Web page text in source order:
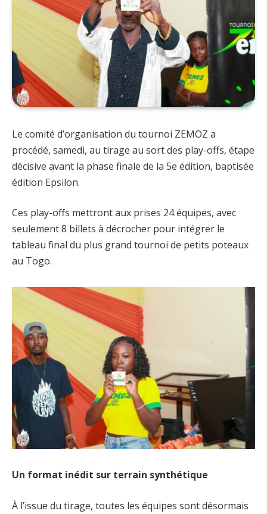
Le comité d’organisation du tournoi ZEMOZ a
procédé, samedi, au tirage au sort des play-offs, étape
décisive avant la phase finale de la 5e édition, baptisée
édition Epsilon.
Ces play-offs mettront aux prises 24 équipes, avec
seulement 8 billets à décrocher pour intégrer le
tableau final du plus grand tournoi de petits poteaux
au Togo.
Un format inédit sur terrain synthétique
À l’issue du tirage, toutes les équipes sont désormais